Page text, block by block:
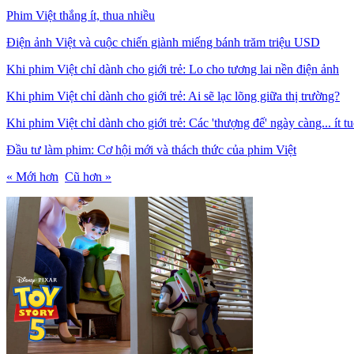
Phim Việt thắng ít, thua nhiều
Điện ảnh Việt và cuộc chiến giành miếng bánh trăm triệu USD
Khi phim Việt chỉ dành cho giới trẻ: Lo cho tương lai nền điện ảnh
Khi phim Việt chỉ dành cho giới trẻ: Ai sẽ lạc lõng giữa thị trường?
Khi phim Việt chỉ dành cho giới trẻ: Các 'thượng đế' ngày càng... ít
Đầu tư làm phim: Cơ hội mới và thách thức của phim Việt
« Mới hơn Cũ hơn »